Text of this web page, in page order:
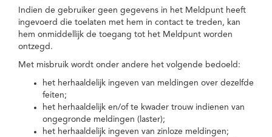
Indien de gebruiker geen gegevens in het Meldpunt heeft
ingevoerd die toelaten met hem in contact te treden, kan
hem onmiddellijk de toegang tot het Meldpunt worden
ontzegd.
Met misbruik wordt onder andere het volgende bedoeld:
het herhaaldelijk ingeven van meldingen over dezelfde
feiten;
het herhaaldelijk en/of te kwader trouw indienen van
ongegronde meldingen (laster);
het herhaaldelijk ingeven van zinloze meldingen;